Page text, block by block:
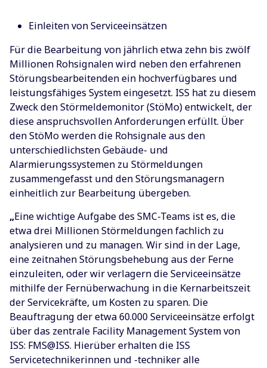
Einleiten von Serviceeinsätzen
Für die Bearbeitung von jährlich etwa zehn bis zwölf
Millionen Rohsignalen wird neben den erfahrenen
Störungsbearbeitenden ein hochverfügbares und
leistungsfähiges System eingesetzt. ISS hat zu diesem
Zweck den Störmeldemonitor (StöMo) entwickelt, der
diese anspruchsvollen Anforderungen erfüllt. Über
den StöMo werden die Rohsignale aus den
unterschiedlichsten Gebäude- und
Alarmierungssystemen zu Störmeldungen
zusammengefasst und den Störungsmanagern
einheitlich zur Bearbeitung übergeben.
„Eine wichtige Aufgabe des SMC-Teams ist es, die
etwa drei Millionen Störmeldungen fachlich zu
analysieren und zu managen. Wir sind in der Lage,
eine zeitnahen Störungsbehebung aus der Ferne
einzuleiten, oder wir verlagern die Serviceeinsätze
mithilfe der Fernüberwachung in die Kernarbeitszeit
der Servicekräfte, um Kosten zu sparen. Die
Beauftragung der etwa 60.000 Serviceeinsätze erfolgt
über das zentrale Facility Management System von
ISS: FMS@ISS. Hierüber erhalten die ISS
Servicetechnikerinnen und -techniker alle